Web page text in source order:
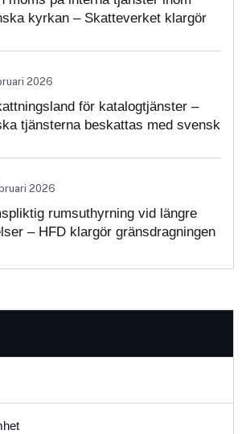
kyrkan – Skatteverket klargör
2026
för katalogtjänster –
tjänsterna beskattas med svensk
2026
rumsuthyrning vid längre
– HFD klargör gränsdragningen